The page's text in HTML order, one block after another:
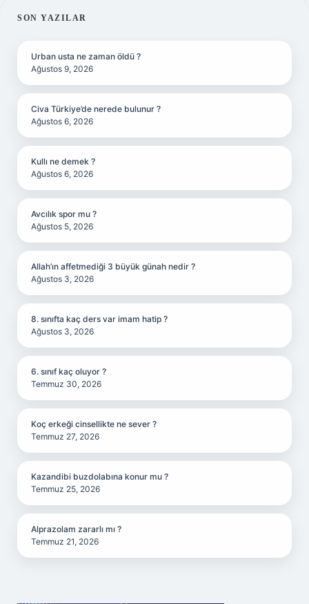
SIDEBAR
SON YAZILAR
Urban usta ne zaman öldü ?
Ağustos 9, 2026
Civa Türkiye’de nerede bulunur ?
Ağustos 6, 2026
Kullı ne demek ?
Ağustos 6, 2026
Avcılık spor mu ?
Ağustos 5, 2026
Allah’ın affetmediği 3 büyük günah nedir ?
Ağustos 3, 2026
8. sınıfta kaç ders var imam hatip ?
Ağustos 3, 2026
6. sınıf kaç oluyor ?
Temmuz 30, 2026
Koç erkeği cinsellikte ne sever ?
Temmuz 27, 2026
Kazandibi buzdolabına konur mu ?
Temmuz 25, 2026
Alprazolam zararlı mı ?
Temmuz 21, 2026